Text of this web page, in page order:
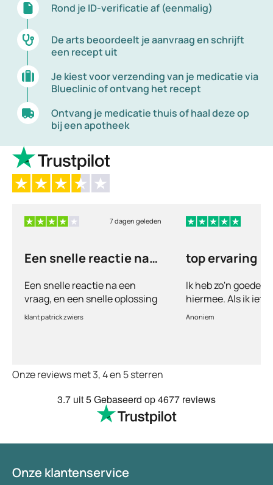
Rond je ID-verificatie af (eenmalig)
De arts beoordeelt je aanvraag en schrijft
een recept uit
Je kiest voor verzending van je medicatie via
Blueclinic of ontvang het recept
Ontvang je medicatie thuis of haal deze op
bij een apotheek
7 dagen geleden
Een snelle reactie na
Een snelle reactie na een
vraag, en een snelle oplossing
klant patrick zwiers
top ervaring
Ik heb zo'n goede
hiermee. Als ik iets
vul ik een
te smeken voor
(meer) geld, maar
Anoniem
Onze reviews met 3, 4 en 5 sterren
3.7 uit 5Gebaseerd op4677 reviews
Onze klantenservice